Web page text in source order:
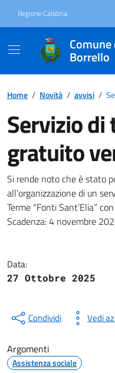
Regione Calabria
Borrello
Home / Novità / avvisi /
Servizio
gratuito
Dettagli
Si rende noto che è stato
all’organizzazione di un
Terme “Fonti Sant’Elia”
Scadenza: 4 novembre
Data:
27 Ottobre 2025
Condividi Vedi
Argomenti
Assistenza sociale